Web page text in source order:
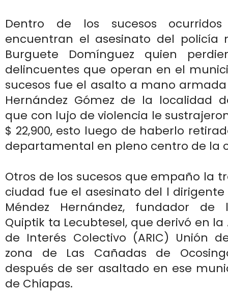
Dentro de los sucesos
encuentran el asesinato del policía
Burguete Domínguez quien
delincuentes que operan en el
sucesos fue el asalto a mano
Hernández Gómez de la localidad
que con lujo de violencia le
$ 22,900, esto luego de haberlo
departamental en pleno centro de la
Otros de los sucesos que empaño la
ciudad fue el asesinato del l
Méndez Hernández, fundador de
Quiptik ta Lecubtesel, que derivó en la
de Interés Colectivo (ARIC) Unión
zona de Las Cañadas de
después de ser asaltado en ese
de Chiapas.